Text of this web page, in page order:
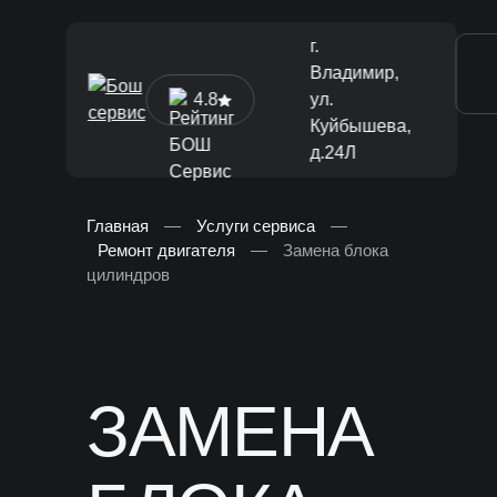
4.8
г.
Владимир,
ул.
Куйбышева,
д.24Л
[ Диагностика и ТО ]
Замена жидкостей
Главная — Услуги сервиса
—
Ремонт двигателя
—
Замена блока
цилиндров
ЗАМЕНА